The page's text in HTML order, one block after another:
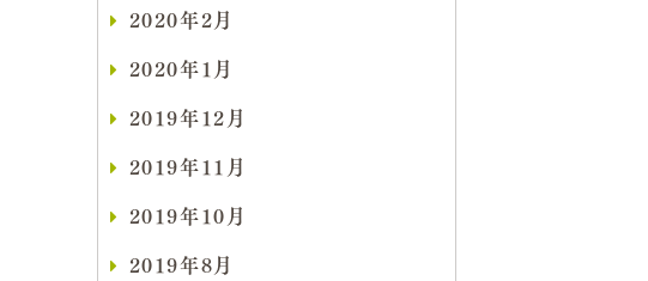
2020年2月
2020年1月
2019年12月
2019年11月
2019年10月
2019年8月